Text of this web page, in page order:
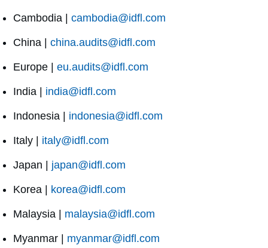
Cambodia | cambodia@idfl.com
China | china.audits@idfl.com
Europe | eu.audits@idfl.com
India | india@idfl.com
Indonesia | indonesia@idfl.com
Italy | italy@idfl.com
Japan | japan@idfl.com
Korea | korea@idfl.com
Malaysia | malaysia@idfl.com
Myanmar | myanmar@idfl.com